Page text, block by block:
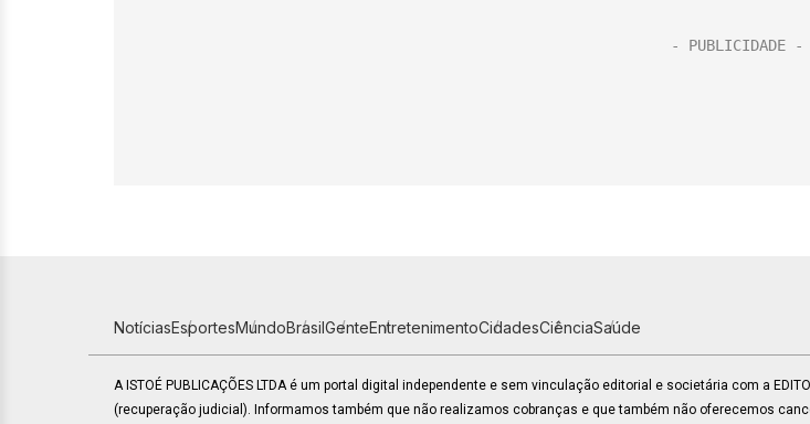
NotíciasEsportesMundoBrasilGenteEntretenimentoCidadesCiênciaSaúde
A ISTOÉ PUBLICAÇÕES LTDA é um portal digital independente e sem vinculação editorial e societária com a
(recuperação judicial). Informamos também que não realizamos cobranças e que também não oferecemos